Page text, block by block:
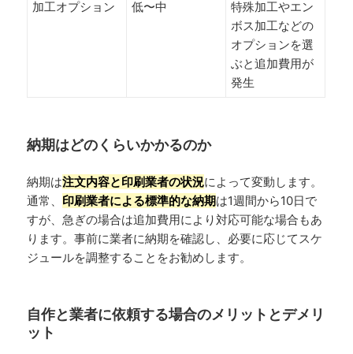
加工オプション 低〜中
特殊加工やエン
ボス加工などの
オプションを選
ぶと追加費用が
発生
納期はどのくらいかかるのか
納期は注文内容と印刷業者の状況によって変動します。
通常、 印刷業者による標準的な納期は1週間から10日で
すが、急ぎの場合は追加費用により対応可能な場合もあ
ります。事前に業者に納期を確認し、必要に応じてスケ
ジュールを調整することをお勧めします。
自作と業者に依頼する場合のメリットとデメリ
ット